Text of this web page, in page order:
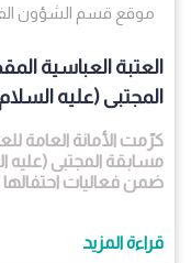
موقع قسم الشؤون
العتبة العباسية
المجتبى (عليه
كرّمت الأمانة العامة
مسابقة المجتبى (عليه
ضمن فعاليات احتفالها
قراءة المزيد